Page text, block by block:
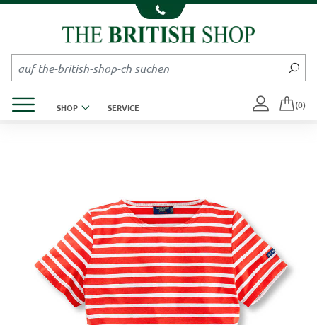
Kompletten Head der Seite überspringen
SHOP SERVICE (0)